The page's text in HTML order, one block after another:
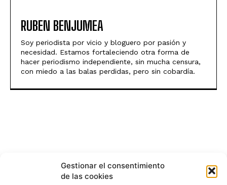
Gestionar el consentimiento
de las cookies
RUBEN BENJUMEA
Soy periodista por vicio y bloguero por pasión y
necesidad. Estamos fortaleciendo otra forma de
hacer periodismo independiente, sin mucha censura,
con miedo a las balas perdidas, pero sin cobardía.